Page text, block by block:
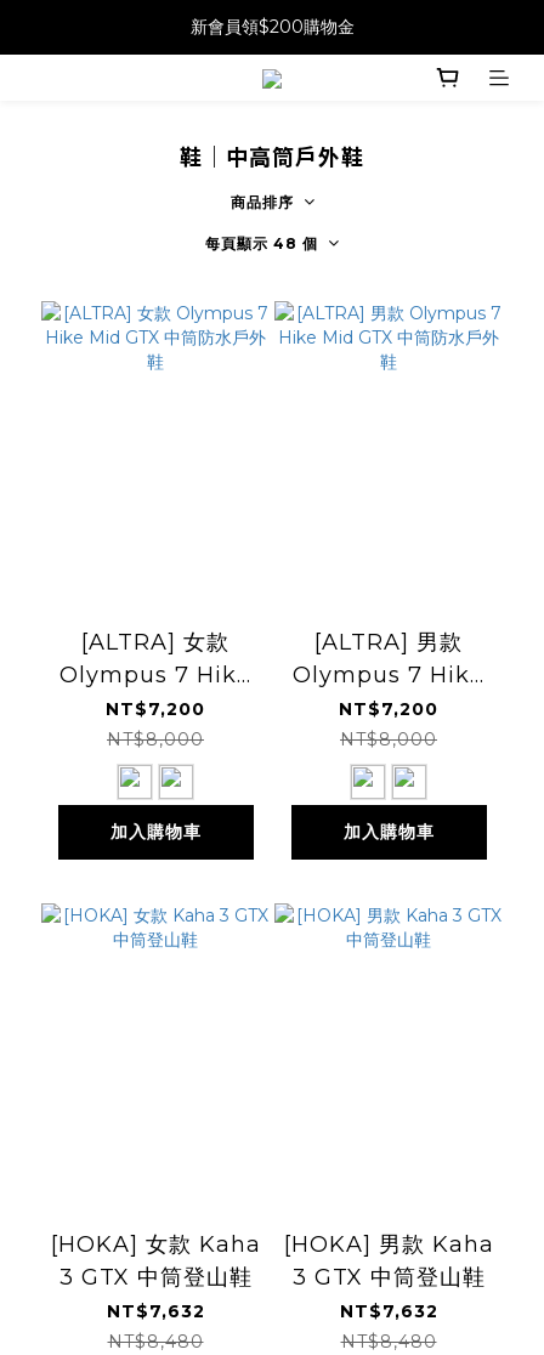
新會員領$200購物金
鞋｜中高筒戶外鞋
商品排序
每頁顯示 48 個
[ALTRA] 女款
Olympus 7 Hike
Mid GTX 中筒防水
戶外鞋
NT$7,200
NT$8,000
加入購物車
[ALTRA] 男款
Olympus 7 Hike
Mid GTX 中筒防水
戶外鞋
NT$7,200
NT$8,000
加入購物車
[HOKA] 女款 Kaha
3 GTX 中筒登山鞋
NT$7,632
NT$8,480
[HOKA] 男款 Kaha
3 GTX 中筒登山鞋
NT$7,632
NT$8,480